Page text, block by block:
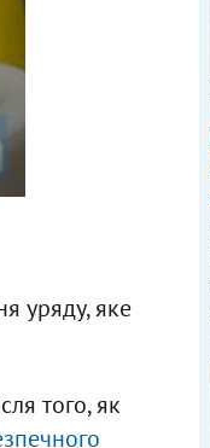
уряду, яке
того, як